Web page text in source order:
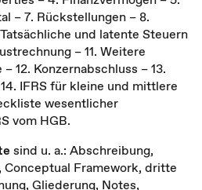
– 7. Rückstellungen – 8.
und latente Steuern
– 11. Weitere
12. Konzernabschluss – 13.
IFRS für kleine und mittlere
wesentlicher
vom HGB.
sind u. a.: Abschreibung,
Conceptual Framework, dritte
Gliederung, Notes,